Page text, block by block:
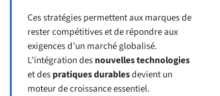
Ces stratégies permettent aux marques de
rester compétitives et de répondre aux
exigences d’un marché globalisé.
L’intégration desnouvelles technologies
et despratiques durablesdevient un
moteur de croissance essentiel.